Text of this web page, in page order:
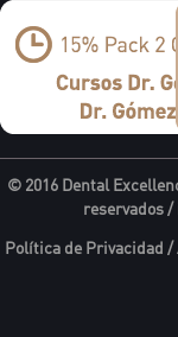
© 2016 Dental
reservados /
Política de Privacidad /